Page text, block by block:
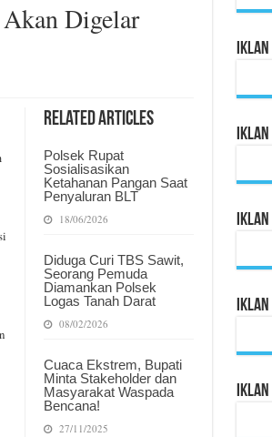
Digelar
Related Articles
Polsek Rupat
Sosialisasikan
Ketahanan Pangan Saat
Penyaluran BLT
18/06/2026
Diduga Curi TBS Sawit,
Seorang Pemuda
Diamankan Polsek
Logas Tanah Darat
08/02/2026
Cuaca Ekstrem, Bupati
Minta Stakeholder dan
Masyarakat Waspada
Bencana!
27/11/2025
Iklan
Iklan
Iklan
Iklan
Iklan